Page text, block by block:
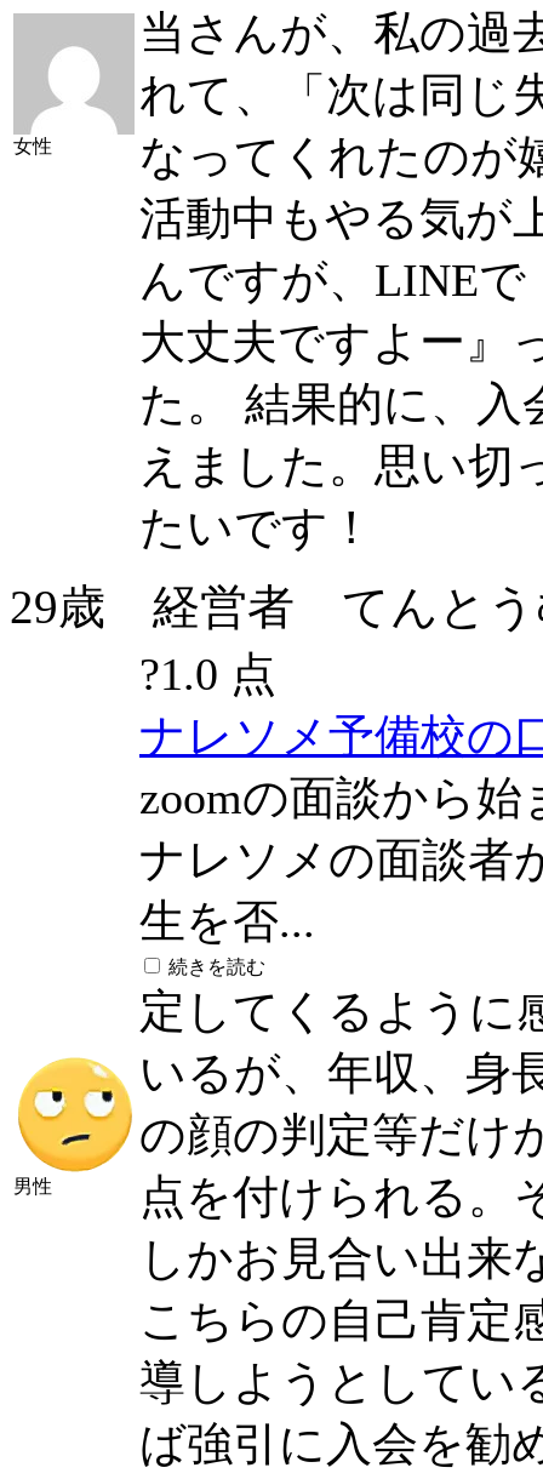
女性
当さんが、私の過
れて、「次は同じ
なってくれたのが
活動中もやる気が
んですが、LINE
大丈夫ですよー』
た。 結果的に、
えました。思い切
たいです！
29歳 経営者 てんとう
男性
?1.0 点
ナレソメ予備校の
zoomの面談から
ナレソメの面談者
生を否...
続きを読む
定してくるように
いるが、年収、身
の顔の判定等だけ
点を付けられる。
しかお見合い出来
こちらの自己肯定
導しようとしてい
ば強引に入会を勧